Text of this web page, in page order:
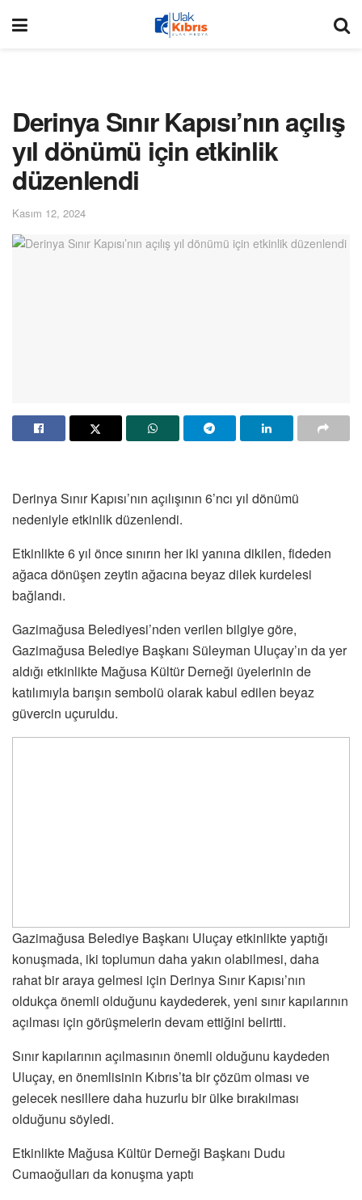
Derinya Sınır Kapısı’nın açılış
yıl dönümü için etkinlik
düzenlendi
Kasım 12, 2024
Derinya Sınır Kapısı’nın açılışının 6’ncı yıl dönümü
nedeniyle etkinlik düzenlendi.
Etkinlikte 6 yıl önce sınırın her iki yanına dikilen, fideden
ağaca dönüşen zeytin ağacına beyaz dilek kurdelesi
bağlandı.
Gazimağusa Belediyesi’nden verilen bilgiye göre,
Gazimağusa Belediye Başkanı Süleyman Uluçay’ın da yer
aldığı etkinlikte Mağusa Kültür Derneği üyelerinin de
katılımıyla barışın sembolü olarak kabul edilen beyaz
güvercin uçuruldu.
Gazimağusa Belediye Başkanı Uluçay etkinlikte yaptığı
konuşmada, iki toplumun daha yakın olabilmesi, daha
rahat bir araya gelmesi için Derinya Sınır Kapısı’nın
oldukça önemli olduğunu kaydederek, yeni sınır kapılarının
açılması için görüşmelerin devam ettiğini belirtti.
Sınır kapılarının açılmasının önemli olduğunu kaydeden
Uluçay, en önemlisinin Kıbrıs’ta bir çözüm olması ve
gelecek nesillere daha huzurlu bir ülke bırakılması
olduğunu söyledi.
Etkinlikte Mağusa Kültür Derneği Başkanı Dudu
Cumaoğulları da konuşma yaptı